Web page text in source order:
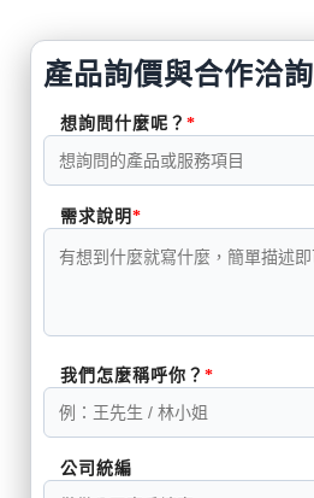
產品詢價與合作洽詢
想詢問什麼呢？
需求說明
我們怎麼稱呼你？
公司統編